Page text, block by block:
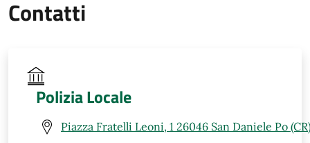
Contatti
Polizia Locale
Piazza Fratelli Leoni, 1 26046 San Daniele Po